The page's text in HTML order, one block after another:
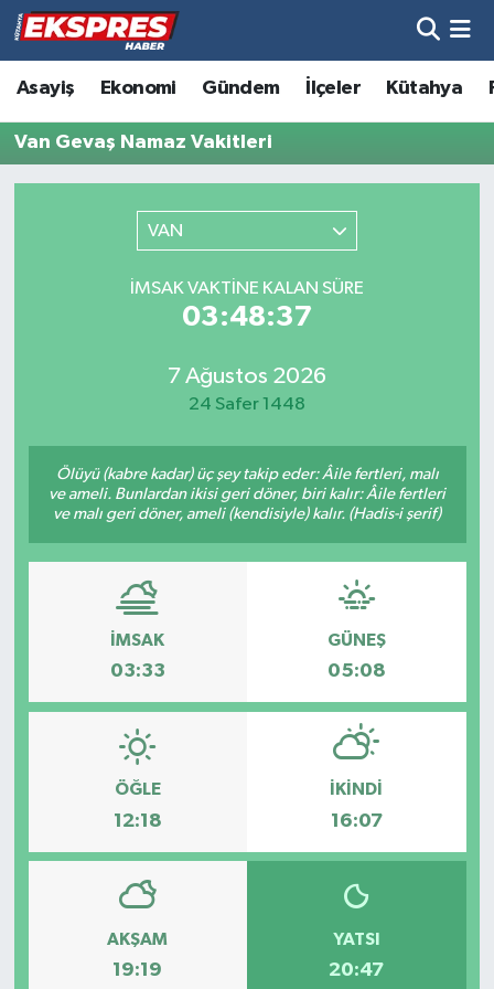
Asayiş Ekonomi Gündem İlçeler Kütahya
Van Gevaş Namaz Vakitleri
VAN
İMSAK VAKTINE KALAN SÜRE
03:48:37
7 Ağustos 2026
24 Safer 1448
Ölüyü (kabre kadar) üç şey takip eder: Âile fertleri, malı
ve ameli. Bunlardan ikisi geri döner, biri kalır: Âile fertleri
ve malı geri döner, ameli (kendisiyle) kalır. (Hadis-i şerif)
İMSAK
03:33
GÜNEŞ
05:08
ÖĞLE
12:18
İKINDI
16:07
AKŞAM
19:19
YATSI
20:47
Altıntaş
Asayiş
Biyografiler
Çavdarhisar
Dumlupınar
Ekonomi
Emet
Foto Galeri
Gediz
Hava Durumu
Trafik Durumu
Tüm Manşetler
Son Dakika Haberleri